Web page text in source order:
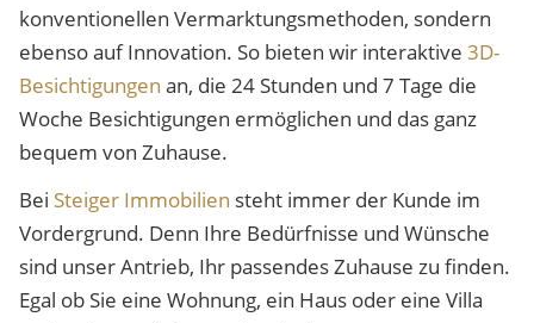
konventionellen Vermarktungsmethoden, sondern
ebenso auf Innovation. So bieten wir interaktive 3D-
Besichtigungen an, die 24 Stunden und 7 Tage die
Woche Besichtigungen ermöglichen und das ganz
bequem von Zuhause.
Bei Steiger Immobilien steht immer der Kunde im
Vordergrund. Denn Ihre Bedürfnisse und Wünsche
sind unser Antrieb, Ihr passendes Zuhause zu finden.
Egal ob Sie eine Wohnung, ein Haus oder eine Villa